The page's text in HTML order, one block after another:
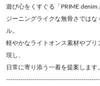
遊び心をくすぐる「PRIME denim
ジーニングライクな無骨さでは
ル。
軽やかなライトオンス素材やプ
現し、
日常に寄り添う一着を提案します。